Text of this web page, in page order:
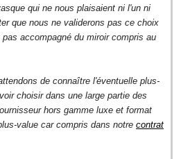
qui ne nous plaisaient ni l'un ni
que nous ne validerons pas ce choix
accompagné du miroir compris au
de connaître l'éventuelle plus-
choisir dans une large partie des
hors gamme luxe et format
value car compris dans notre contrat